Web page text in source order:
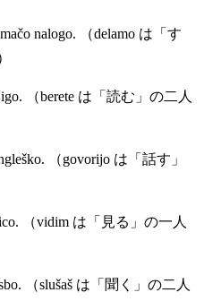
nalogo. （delamo は「す
（berete は「読む」の二人
（govorijo は「話す」
（vidim は「見る」の一人
（slušaš は「聞く」の二人